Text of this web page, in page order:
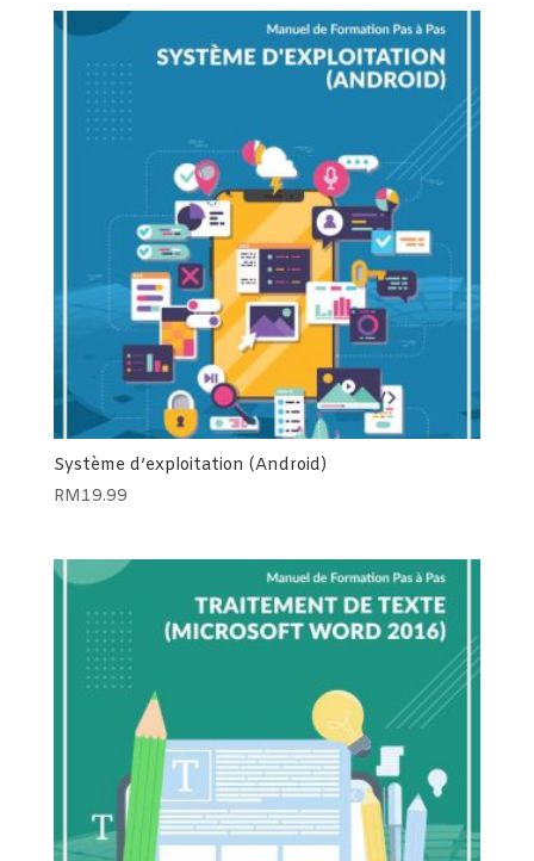
Système d’exploitation (Android)
RM19.99